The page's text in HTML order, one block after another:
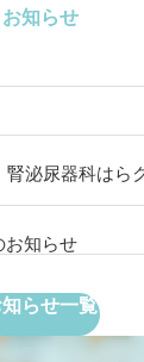
お知らせ
泌尿器科はら
お知らせ
らせ一覧